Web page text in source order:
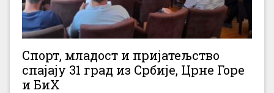
Спорт, младост и пријатељство
спајају 31 град из Србије, Црне Горе
и БиХ